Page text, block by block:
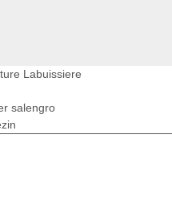
Labuissiere
salengro